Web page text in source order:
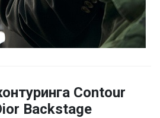
Contour
Backstage